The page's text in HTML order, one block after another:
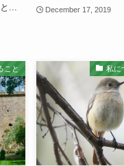
...
December 17, 2019
こと 私に